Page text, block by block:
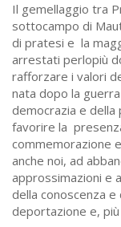
Il gemellaggio tra
sottocampo di
di pratesi e la
arrestati perlopiù
rafforzare i valori
nata dopo la
democrazia e della
favorire la
commemorazione
anche noi, ad
approssimazioni e
della conoscenza
deportazione e,